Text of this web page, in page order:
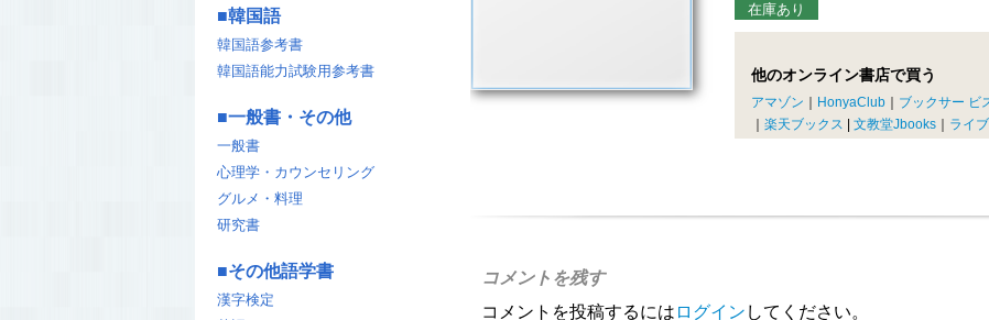
在庫あり
他のオンライン書店で買う
アマゾン HonyaClub ブックサー ビ
楽天ブックス 文教堂Jbooks ライ
コメントを残す
コメントを投稿するには ログイン してください。
■韓国語
韓国語参考書
韓国語能力試験用参考書
■一般書・その他
一般書
心理学・カウンセリング
グルメ・料理
研究書
■その他語学書
漢字検定